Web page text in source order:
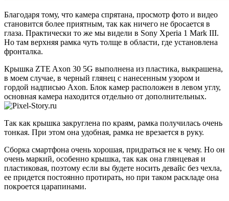
Благодаря тому, что камера спрятана, просмотр фото и видео
становится более приятным, так как ничего не бросается в
глаза. Практически то же мы видели в Sony Xperia 1 Mark III.
Но там верхняя рамка чуть толще в области, где установлена
фронталка.
Крышка ZTE Axon 30 5G выполнена из пластика, выкрашена,
в моем случае, в черный глянец с нанесенным узором и
гордой надписью Axon. Блок камер расположен в левом углу,
основная камера находится отдельно от дополнительных.
Так как крышка закруглена по краям, рамка получилась очень
тонкая. При этом она удобная, рамка не врезается в руку.
Сборка смартфона очень хорошая, придраться не к чему. Но он
очень маркий, особенно крышка, так как она глянцевая и
пластиковая, поэтому если вы будете носить девайс без чехла,
ее придется постоянно протирать, но при таком раскладе она
покроется царапинами.